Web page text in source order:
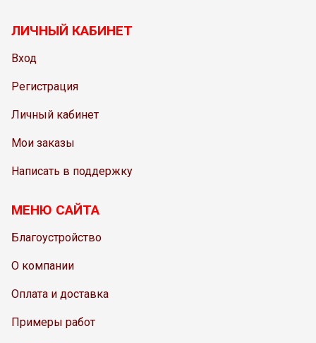
ЛИЧНЫЙ КАБИНЕТ
Вход
Регистрация
Личный кабинет
Мои заказы
Написать в поддержку
МЕНЮ САЙТА
Благоустройство
О компании
Оплата и доставка
Примеры работ